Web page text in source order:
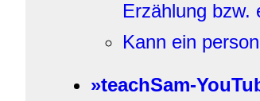
Erzählung bzw.
Kann ein
»teachSam-